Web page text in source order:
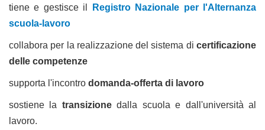
tiene e gestisce il
Registro Nazionale per l'Alternanza
scuola-lavoro
collabora per la realizzazione del sistema di certificazione
delle competenze
supporta l'incontro domanda-offerta di lavoro
sostiene la transizionedalla scuola e dall'università al
lavoro.